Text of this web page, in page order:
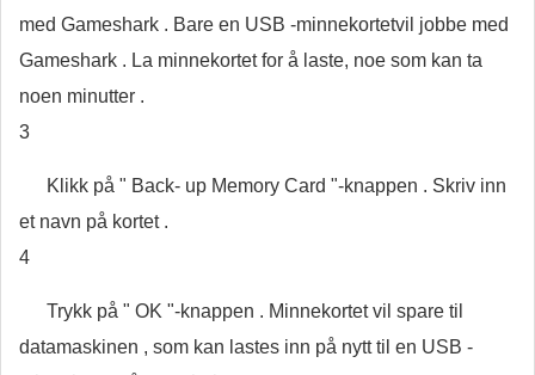
med Gameshark . Bare en USB -minnekortetvil jobbe med
Gameshark . La minnekortet for å laste, noe som kan ta
noen minutter .
3
Klikk på " Back- up Memory Card "-knappen . Skriv inn
et navn på kortet .
4
Trykk på " OK "-knappen . Minnekortet vil spare til
datamaskinen , som kan lastes inn på nytt til en USB -